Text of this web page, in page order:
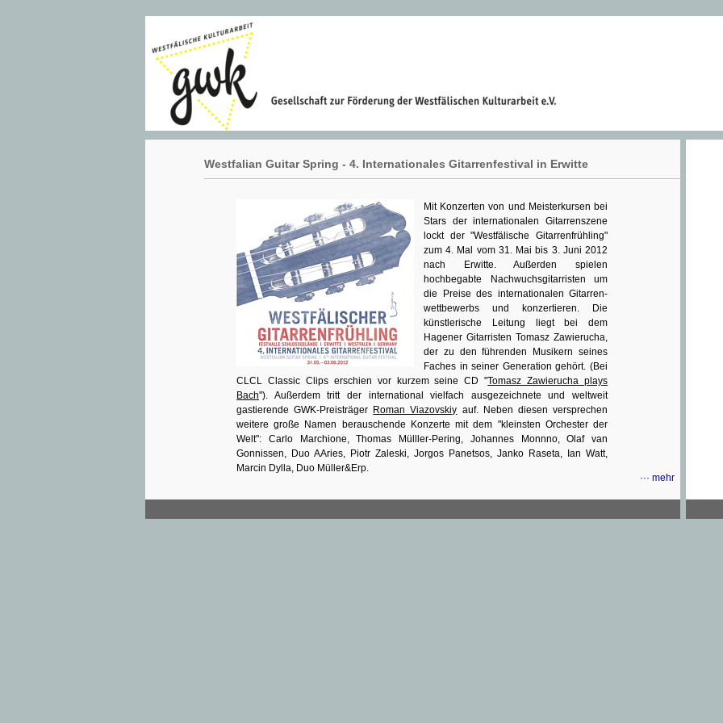
Westfalian Guitar Spring - 4. Internationales Gitarrenfestival in Erwitte
Mit Konzerten von und Meisterkursen bei
Stars der internationalen Gitarren­szene
lockt der "Westfälische Gitarren­frühling"
zum 4. Mal vom 31. Mai bis 3. Juni 2012
nach Erwitte. Außerden spielen
hochbegabte Nachwuchs­gitarristen um
die Preise des inter­nationalen Gitarren­
wettbewerbs und konzertieren. Die
künstlerische Leitung liegt bei dem
Hagener Gitarristen Tomasz Zawierucha,
der zu den führenden Musikern seines
Faches in seiner Generation gehört. (Bei
CLCL Classic Clips erschien vor kurzem seine CD "Tomasz Zawierucha plays
Bach"). Außerdem tritt der international vielfach ausgezeichnete und weltweit
gastierende GWK-Preisträger Roman Viazovskiy auf. Neben diesen versprechen
weitere große Namen berauschende Konzerte mit dem "kleinsten Orchester der
Welt": Carlo Marchione, Thomas Mülller-Pering, Johannes Monnno, Olaf van
Gonnissen, Duo AAries, Piotr Zaleski, Jorgos Panetsos, Janko Raseta, Ian Watt,
Marcin Dylla, Duo Müller&Erp.
··· mehr